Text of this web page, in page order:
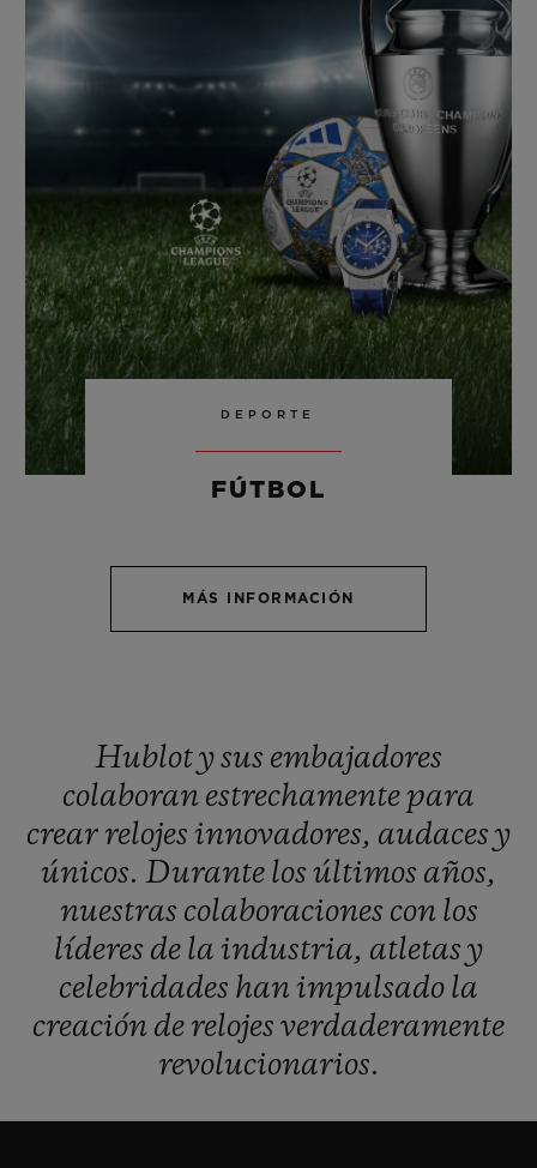
DEPORTE
FÚTBOL
MÁS INFORMACIÓN
Hublotysus embajadores
colaboran estrechamentepara
crear relojes innovadores, audaces y
únicos. Durante los últimos años,
nuestras colaboraciones con los
líderes de la industria, atletas y
celebridades hanimpulsado la
creación de relojes verdaderamente
revolucionarios.
SPIRIT OF BIG
ESSENTIAL
HUBLOTISTA Y GARANTÍA AMPLIADA
ENTREGA PREVISTA
ENCONTRAR UNA